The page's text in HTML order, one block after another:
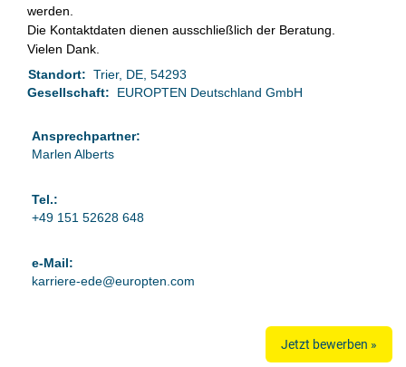
werden.
Die Kontaktdaten dienen ausschließlich der Beratung.
Vielen Dank.
Standort: Trier, DE, 54293
Gesellschaft: EUROPTEN Deutschland GmbH
Ansprechpartner:
Marlen Alberts
Tel.:
+49 151 52628 648
e-Mail:
karriere-ede@europten.com
Jetzt bewerben »